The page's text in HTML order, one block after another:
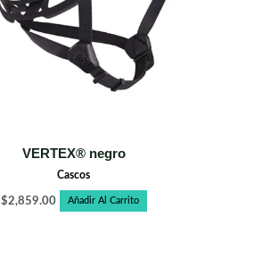
VERTEX® negro
Cascos
$2,859.00 Añadir Al Carrito